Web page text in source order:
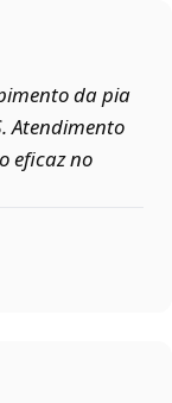
da pia
Atendimento
eficaz no